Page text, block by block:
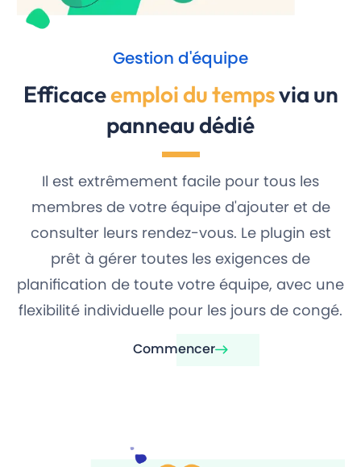
Gestion d'équipe
Efficaceemploi du tempsvia un
panneau dédié
Il est extrêmement facile pour tous les
membres de votre équipe d'ajouter et de
consulter leurs rendez-vous. Le plugin est
prêt à gérer toutes les exigences de
planification de toute votre équipe, avec une
flexibilité individuelle pour les jours de congé.
Commencer